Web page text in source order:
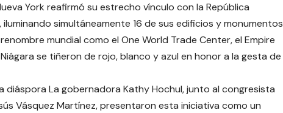
York reafirmó su estrecho vínculo con la República
simultáneamente 16 de sus edificios y monumentos
mundial como el One World Trade Center, el Empire
se tiñeron de rojo, blanco y azul en honor a la gesta de
diáspora La gobernadora Kathy Hochul, junto al congresista
Vásquez Martínez, presentaron esta iniciativa como un